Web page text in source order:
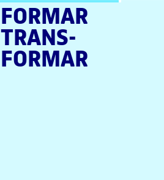
FORMAR
TRANS­
FORMAR